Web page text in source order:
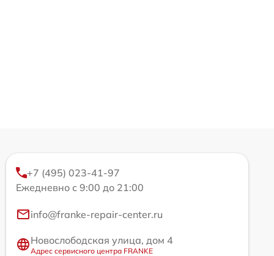
+7 (495) 023-41-97
Ежедневно с 9:00 до 21:00
info@franke-repair-center.ru
Новослободская улица, дом 4
Адрес сервисного центра FRANKE